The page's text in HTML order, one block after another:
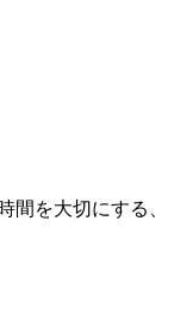
間を大切にする、